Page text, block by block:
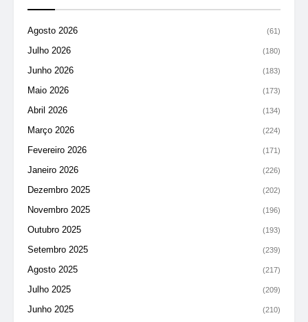
Agosto 2026 (61)
Julho 2026 (180)
Junho 2026 (183)
Maio 2026 (173)
Abril 2026 (134)
Março 2026 (224)
Fevereiro 2026 (171)
Janeiro 2026 (226)
Dezembro 2025 (202)
Novembro 2025 (196)
Outubro 2025 (193)
Setembro 2025 (239)
Agosto 2025 (217)
Julho 2025 (209)
Junho 2025 (210)